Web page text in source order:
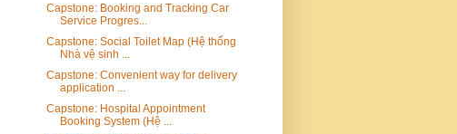
Capstone: Booking and Tracking Car
Service Progres...
Capstone: Social Toilet Map (Hệ thống
Nhà vệ sinh ...
Capstone: Convenient way for delivery
application ...
Capstone: Hospital Appointment
Booking System (Hệ ...